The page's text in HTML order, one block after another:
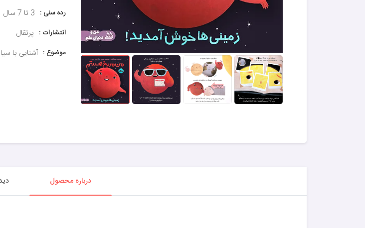
رده سنی : 3 تا 7 سال
انتشارات : پرتقال
موضوع : آشنایی با
درباره محصول